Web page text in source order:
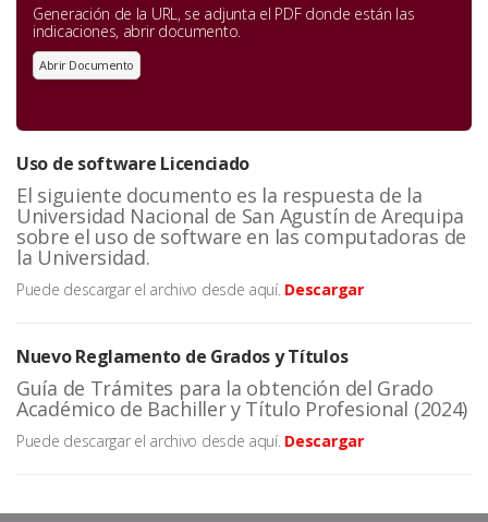
Generación de la URL, se adjunta el PDF donde están las
indicaciones, abrir documento.
Abrir Documento
Uso de software Licenciado
El siguiente documento es la respuesta de la
Universidad Nacional de San Agustín de Arequipa
sobre el uso de software en las computadoras de
la Universidad.
Puede descargar el archivo desde aquí. Descargar
Nuevo Reglamento de Grados y Títulos
Guía de Trámites para la obtención del Grado
Académico de Bachiller y Título Profesional (2024)
Puede descargar el archivo desde aquí. Descargar